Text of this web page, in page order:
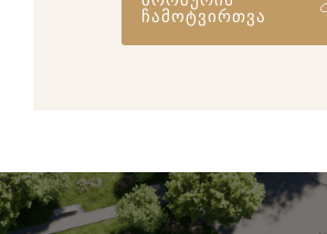
ჩამოტვირთვა